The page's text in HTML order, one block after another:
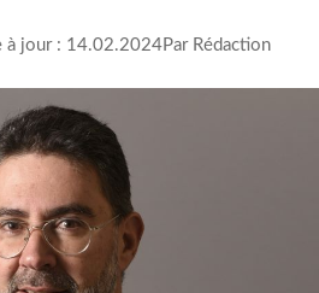
à jour : 14.02.2024Par Rédaction